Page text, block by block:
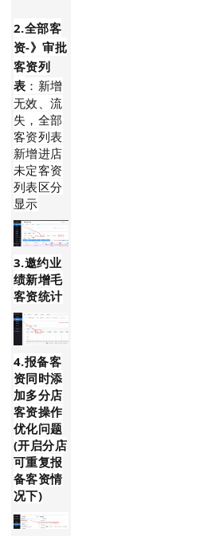
2.全部客
资-》审批
客资列
表 ：新增
无效、流
失，全部
客资列表
新增进店
未定客资
列表区分
显示
3.邀约业
绩新增毛
客资统计
4.报备客
资同时添
加多分店
客资操作
优化问题
(开启分店
可重复报
备客资情
况下)